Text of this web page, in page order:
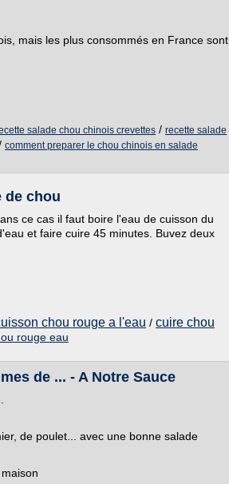
mais les plus consommés en France sont
salade chou chinois crevettes / recette salade
comment preparer le chou chinois en salade
de chou
ce cas il faut boire l'eau de cuisson du
et faire cuire 45 minutes. Buvez deux
chou rouge a l'eau / cuire chou
rouge eau
de ... - A Notre Sauce
de poulet... avec une bonne salade